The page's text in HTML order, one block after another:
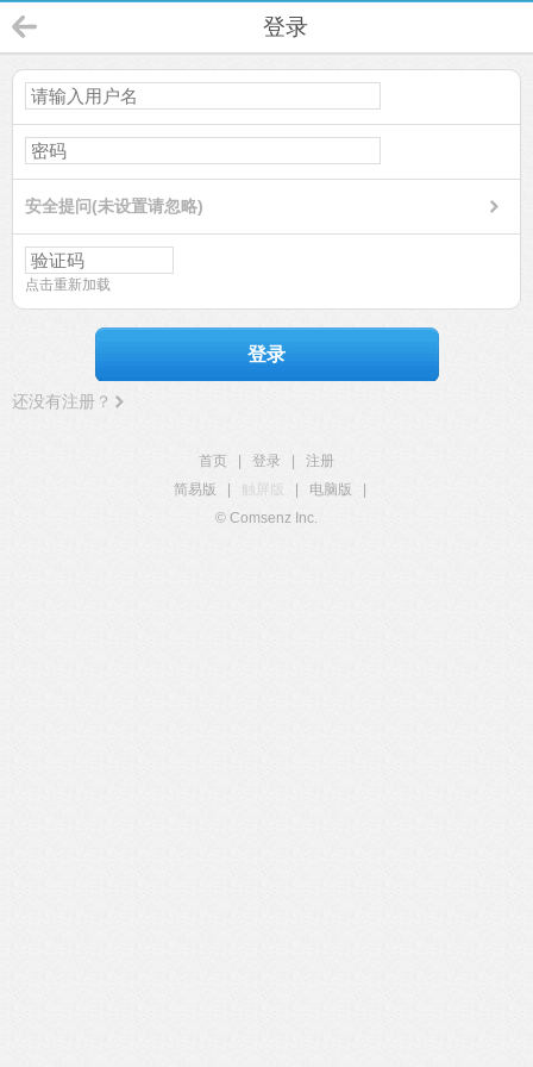
登录
安全提问(未设置请忽略)
点击重新加载
登录
还没有注册？
首页 登录
注册
简易版
触屏版 电脑版
© Comsenz Inc.